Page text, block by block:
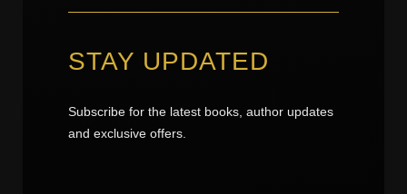
STAY UPDATED
Subscribe for the latest books, author updates
and exclusive offers.